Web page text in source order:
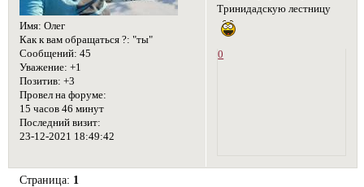
Имя: Олег
Как к вам обращаться ?: "ты"
Сообщений: 45
Уважение: +1
Позитив: +3
Провел на форуме:
15 часов 46 минут
Последний визит:
23-12-2021 18:49:42
Тринидадскую лестницу
0
Страница: 1